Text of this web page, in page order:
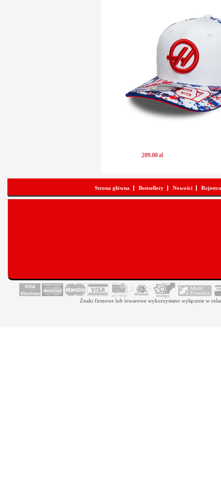
209.00zł
Strona główna Bestsellery Nowości
Znaki firmowe lub towarowe wykorzystano wyłącznie w